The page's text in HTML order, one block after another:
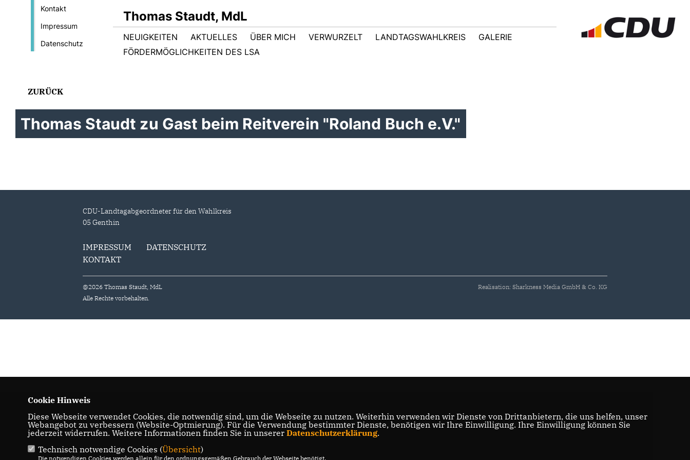
Kontakt
Impressum
Datenschutz
Thomas Staudt, MdL
NEUIGKEITEN AKTUELLES ÜBER MICH VERWURZELT LANDTAGSWAHLKREIS
GALERIE
FÖRDERMÖGLICHKEITEN DES LSA
ZURÜCK
Thomas Staudt zu Gast beim Reitverein "Roland Buch e.V."
CDU-Landtagabgeordneter für den Wahlkreis
05 Genthin
IMPRESSUM
DATENSCHUTZ
KONTAKT
@2026 Thomas Staudt, MdL
Alle Rechte vorbehalten.
Realisation: Sharkness Media GmbH & Co. KG
Cookie Hinweis
Diese Webseite verwendet Cookies, die notwendig sind, um die Webseite zu nutzen. Weiterhin verwenden wir Dienste von Drittanbietern, die uns helfen, unser
Webangebot zu verbessern (Website-Optmierung). Für die Verwendung bestimmter Dienste, benötigen wir Ihre Einwilligung. Ihre Einwilligung können Sie
jederzeit widerrufen. Weitere Informationen finden Sie in unserer Datenschutzerklärung.
Technisch notwendige Cookies (Übersicht)
Die notwendigen Cookies werden allein für den ordnungsgemäßen Gebrauch der Webseite benötigt.